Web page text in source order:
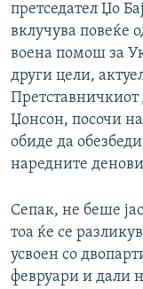
претседател Џо
вклучува повеќе
воена помош за
други цели,
Џонсон, посочи
обиде да
наредните
Сепак, не беше
тоа ќе се
усвоен со
февруари и дали